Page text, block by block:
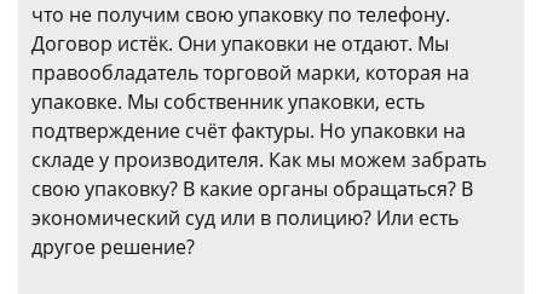
что не получим свою упаковку по телефону.
Договор истёк. Они упаковки не отдают. Мы
правообладатель торговой марки, которая на
упаковке. Мы собственник упаковки, есть
подтверждение счёт фактуры. Но упаковки на
складе у производителя. Как мы можем забрать
свою упаковку? В какие органы обращаться? В
экономический суд или в полицию? Или есть
другое решение?